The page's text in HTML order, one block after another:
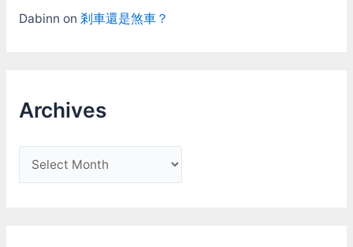
Dabinn on 剎車還是煞車？
Archives
r